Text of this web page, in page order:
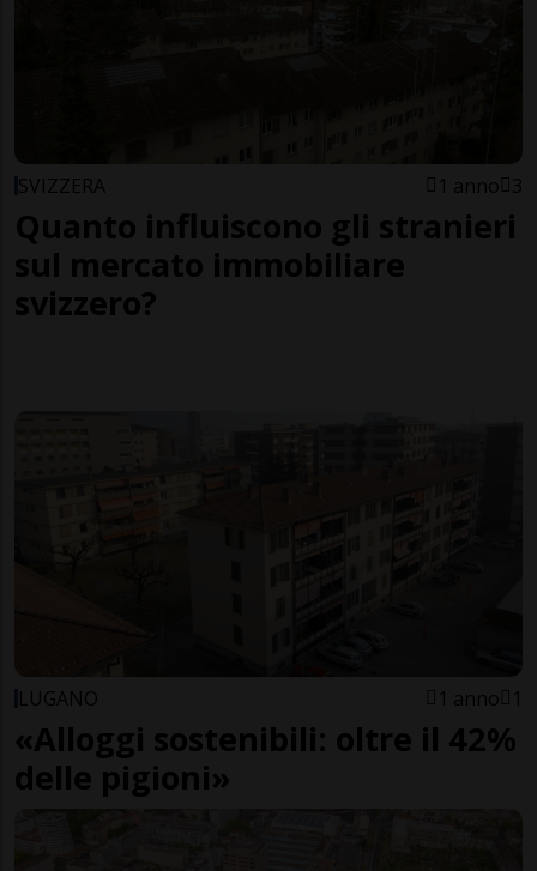
SVIZZERA 1 anno 3
Quanto influiscono gli stranieri
sul mercato immobiliare
svizzero?
LUGANO 1 anno 1
«Alloggi sostenibili: oltre il 42%
delle pigioni»